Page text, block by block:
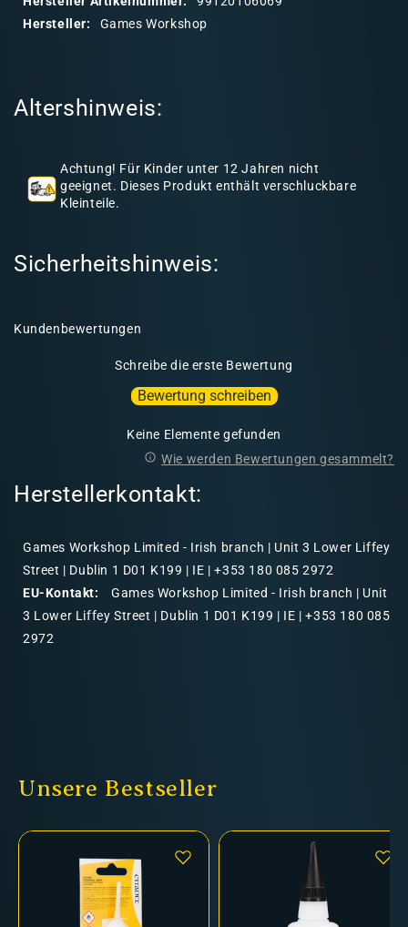
n
Hersteller:
Games Workshop
Altershinweis:
Achtung! Für Kinder unter 12 Jahren nicht
geeignet. Dieses Produkt enthält verschluckbare
Kleinteile.
Sicherheitshinweis:
Kundenbewertungen
Schreibe die erste Bewertung
Bewertung schreiben
Keine Elemente gefunden
Wie werden Bewertungen gesammelt?
Herstellerkontakt:
Games Workshop Limited - Irish branch | Unit 3 Lower Liffey
Street | Dublin 1 D01 K199 | IE | +353 180 085 2972
EU-Kontakt:
Games Workshop Limited - Irish branch | Unit
3 Lower Liffey Street | Dublin 1 D01 K199 | IE | +353 180 085
2972
Unsere Bestseller